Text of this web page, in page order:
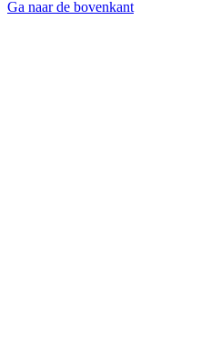
Ga naar de bovenkant